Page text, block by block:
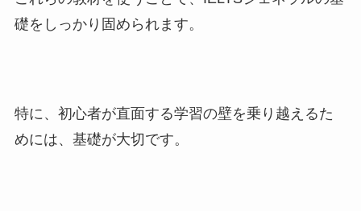
礎をしっかり固められます。
特に、初心者が直面する学習の壁を乗り越えるた
めには、基礎が大切です。